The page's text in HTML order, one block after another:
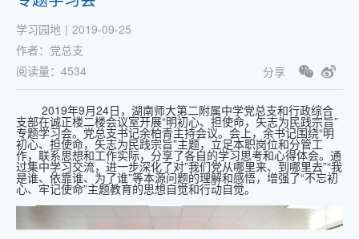
学习园地 | 2019-09-25
作者： 党总支
阅读量： 4534 分享
2019年9月24日，湖南师大第二附属中学党总支和行政综合
支部在诚正楼二楼会议室开展“明初心、担使命，矢志为民践宗旨”
专题学习会。党总支书记余柏青主持会议。会上，余书记围绕“明
初心、担使命，矢志为民践宗旨”主题，立足本职岗位和分管工
作，联系思想和工作实际，分享了各自的学习思考和心得体会。通
过集中学习交流，进一步深化了对”我们党从哪里来、到哪里去”“我
是谁、依靠谁、为了谁”等本源问题的理解和感悟，增强了“不忘初
心、牢记使命”主题教育的思想自觉和行动自觉。